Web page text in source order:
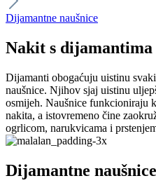
Dijamantne naušnice
Nakit s dijamantima
Dijamanti obogaćuju uistinu
naušnice. Njihov sjaj uistinu
osmijeh. Naušnice funkcioniraju
nakita, a istovremeno čine
ogrlicom, narukvicama i
Dijamantne naušnice